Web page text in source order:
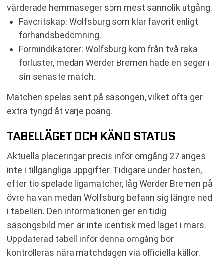
värderade hemmaseger som mest sannolik utgång.
Favoritskap: Wolfsburg som klar favorit enligt
förhandsbedömning.
Formindikatorer: Wolfsburg kom från två raka
förluster, medan Werder Bremen hade en seger i
sin senaste match.
Matchen spelas sent på säsongen, vilket ofta ger
extra tyngd åt varje poäng.
TABELLÄGET OCH KÄND STATUS
Aktuella placeringar precis inför omgång 27 anges
inte i tillgängliga uppgifter. Tidigare under hösten,
efter tio spelade ligamatcher, låg Werder Bremen på
övre halvan medan Wolfsburg befann sig längre ned
i tabellen. Den informationen ger en tidig
säsongsbild men är inte identisk med läget i mars.
Uppdaterad tabell inför denna omgång bör
kontrolleras nära matchdagen via officiella källor.